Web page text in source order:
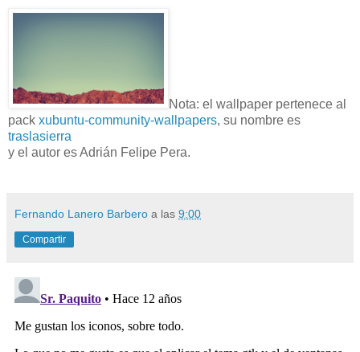
Nota: el wallpaper pertenece al
pack xubuntu-community-wallpapers, su nombre es
traslasierra
y el autor es Adrián Felipe Pera.
Fernando Lanero Barbero a las 9:00
Compartir